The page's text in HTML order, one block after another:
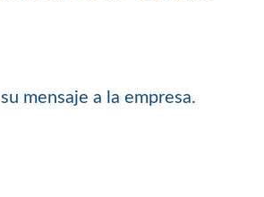
mensaje a la empresa.